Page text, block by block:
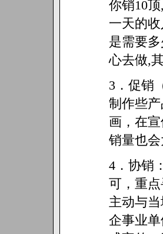
你销10
一天的
是需要
心去做,
3．促销
制作些
画，在
销量也会
4．协销
可，重
主动与
企事业